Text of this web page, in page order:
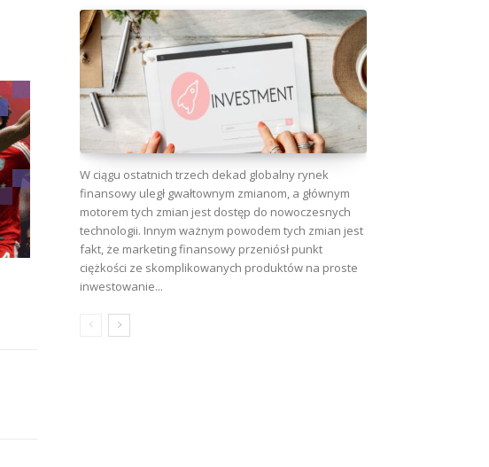
W ciągu ostatnich trzech dekad globalny rynek
finansowy uległ gwałtownym zmianom, a głównym
motorem tych zmian jest dostęp do nowoczesnych
technologii. Innym ważnym powodem tych zmian jest
fakt, że marketing finansowy przeniósł punkt
ciężkości ze skomplikowanych produktów na proste
inwestowanie...